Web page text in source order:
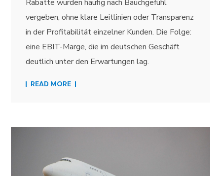
Rabatte wurden häufig nach Bauchgefühl
vergeben, ohne klare Leitlinien oder Transparenz
in der Profitabilität einzelner Kunden. Die Folge:
eine EBIT-Marge, die im deutschen Geschäft
deutlich unter den Erwartungen lag.
READ MORE